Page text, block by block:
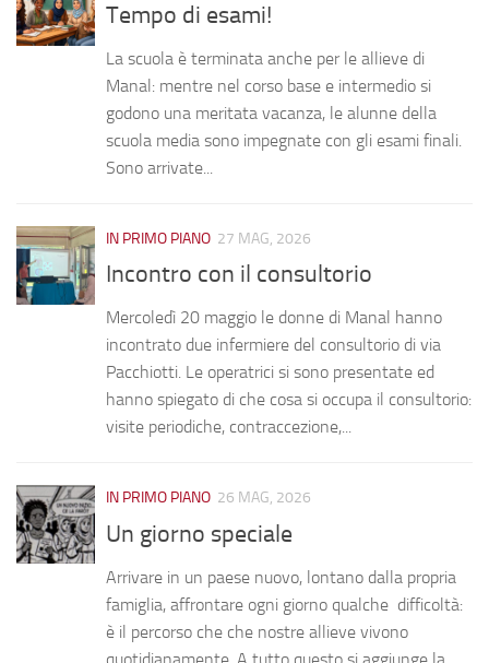
Tempo di esami!
La scuola è terminata anche per le allieve di
Manal: mentre nel corso base e intermedio si
godono una meritata vacanza, le alunne della
scuola media sono impegnate con gli esami finali.
Sono arrivate...
IN PRIMO PIANO 27 MAG, 2026
Incontro con il consultorio
Mercoledì 20 maggio le donne di Manal hanno
incontrato due infermiere del consultorio di via
Pacchiotti. Le operatrici si sono presentate ed
hanno spiegato di che cosa si occupa il consultorio:
visite periodiche, contraccezione,...
IN PRIMO PIANO 26 MAG, 2026
Un giorno speciale
Arrivare in un paese nuovo, lontano dalla propria
famiglia, affrontare ogni giorno qualche difficoltà:
è il percorso che che nostre allieve vivono
quotidianamente. A tutto questo si aggiunge la